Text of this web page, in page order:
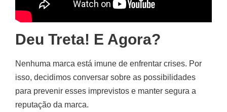
Deu Treta! E Agora?
Nenhuma marca está imune de enfrentar crises. Por
isso, decidimos conversar sobre as possibilidades
para prevenir esses imprevistos e manter segura a
reputação da marca.